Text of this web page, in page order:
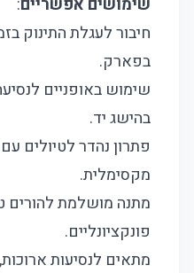
שימושים אפשריים:
חיבור לעגלת התינוק
בפארק.
שימוש באופניים
בהישג יד.
פתרון נהדר לטיולים
מקסימלית.
מתנה מושלמת להורים
פונקציונליים.
מתאים לנסיעות